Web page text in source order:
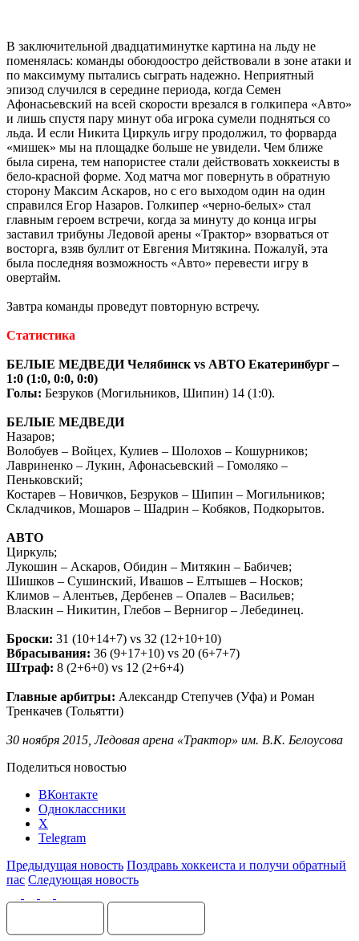
В заключительной двадцатиминутке картина на льду не
поменялась: команды обоюдоостро действовали в зоне атаки и
по максимуму пытались сыграть надежно. Неприятный
эпизод случился в середине периода, когда Семен
Афонасьевский на всей скорости врезался в голкипера «Авто»
и лишь спустя пару минут оба игрока сумели подняться со
льда. И если Никита Циркуль игру продолжил, то форварда
«мишек» мы на площадке больше не увидели. Чем ближе
была сирена, тем напористее стали действовать хоккеисты в
бело-красной форме. Ход матча мог повернуть в обратную
сторону Максим Аскаров, но с его выходом один на один
справился Егор Назаров. Голкипер «черно-белых» стал
главным героем встречи, когда за минуту до конца игры
заставил трибуны Ледовой арены «Трактор» взорваться от
восторга, взяв буллит от Евгения Митякина. Пожалуй, эта
была последняя возможность «Авто» перевести игру в
овертайм.
Завтра команды проведут повторную встречу.
Статистика
БЕЛЫЕ МЕДВЕДИ Челябинск vs АВТО Екатеринбург –
1:0 (1:0, 0:0, 0:0)
Голы: Безруков (Могильников, Шипин) 14 (1:0).
БЕЛЫЕ МЕДВЕДИ
Назаров;
Волобуев – Войцех, Кулиев – Шолохов – Кошурников;
Лавриненко – Лукин, Афонасьевский – Гомоляко –
Пеньковский;
Костарев – Новичков, Безруков – Шипин – Могильников;
Складчиков, Мошаров – Шадрин – Кобяков, Подкорытов.
АВТО
Циркуль;
Лукошин – Аскаров, Обидин – Митякин – Бабичев;
Шишков – Сушинский, Ивашов – Елтышев – Носков;
Климов – Алентьев, Дербенев – Опалев – Васильев;
Власкин – Никитин, Глебов – Вернигор – Лебединец.
Броски: 31 (10+14+7) vs 32 (12+10+10)
Вбрасывания: 36 (9+17+10) vs 20 (6+7+7)
Штраф: 8 (2+6+0) vs 12 (2+6+4)
Главные арбитры: Александр Степучев (Уфа) и Роман
Тренкачев (Тольятти)
30 ноября 2015, Ледовая арена «Трактор» им. В.К. Белоусова
Поделиться новостью
ВКонтакте
Одноклассники
X
Telegram
Предыдущая новость Поздравь хоккеиста и получи обратный
пас Следующая новость